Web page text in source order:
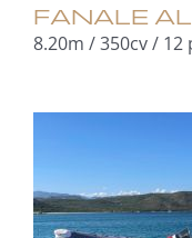
FANALE
8.20m / 350cv / 12